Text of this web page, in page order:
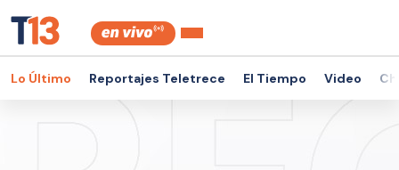
Lo Último Reportajes Teletrece El Tiempo Video